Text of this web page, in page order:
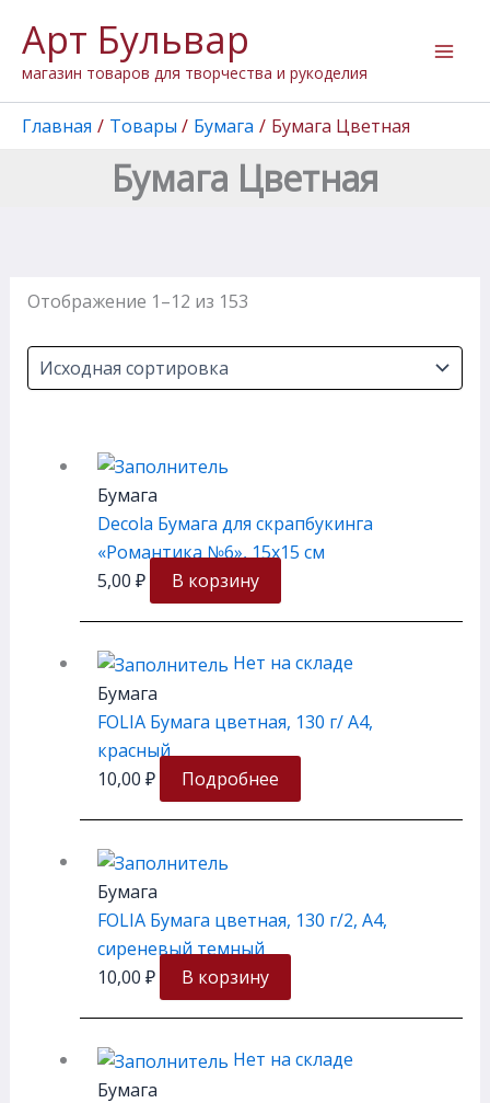
содержимому
Арт Бульвар
магазин товаров для творчества и рукоделия
Главная Товары Бумага Бумага Цветная
Бумага Цветная
Отображение 1–12 из 153
Бумага
Decola Бумага для скрапбукинга
«Романтика №6», 15х15 см
5,00 ₽ В корзину
Нет на складе
Бумага
FOLIA Бумага цветная, 130 г/ A4,
красный
10,00 ₽ Подробнее
Бумага
FOLIA Бумага цветная, 130 г/2, A4,
сиреневый темный
10,00 ₽ В корзину
Нет на складе
Бумага